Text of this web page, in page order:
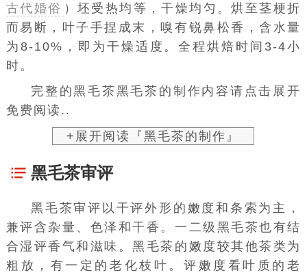
古代婚俗 ）坯受热均等，干燥均匀。烘至茎梗折
而易断，叶子手捏成末，嗅有锐鼻松香，含水量
为8-10%，即为干燥适度。全程烘焙时间3-4小
时。
完整的黑毛茶黑毛茶的制作内容请点击展开
免费阅读..
+展开阅读『黑毛茶的制作』
黑毛茶审评
黑毛茶审评以干评外形的嫩度和条索为主，
兼评含杂量、色泽和干香。一二级黑毛茶也有结
合湿评香气和滋味。黑毛茶的嫩度较其他茶类为
粗放，有一定的老化枝叶。评嫩度看叶质的老